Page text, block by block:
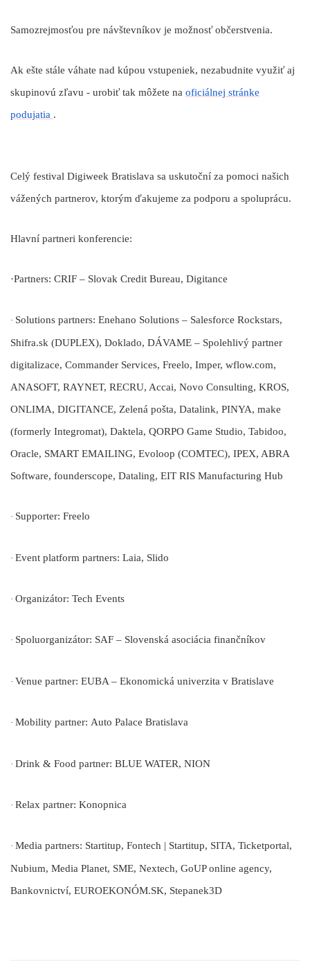
Samozrejmosťou pre návštevníkov je možnosť občerstvenia.
Ak ešte stále váhate nad kúpou vstupeniek, nezabudnite využiť aj
skupinovú zľavu - urobiť tak môžete na oficiálnej stránke
podujatia .
Celý festival Digiweek Bratislava sa uskutoční za pomoci našich
vážených partnerov, ktorým ďakujeme za podporu a spoluprácu.
Hlavní partneri konferencie:
·Partners: CRIF – Slovak Credit Bureau, Digitance
· Solutions partners: Enehano Solutions – Salesforce Rockstars,
Shifra.sk (DUPLEX), Doklado, DÁVAME – Spolehlivý partner
digitalizace, Commander Services, Freelo, Imper, wflow.com,
ANASOFT, RAYNET, RECRU, Accai, Novo Consulting, KROS,
ONLIMA, DIGITANCE, Zelená pošta, Datalink, PINYA, make
(formerly Integromat), Daktela, QORPO Game Studio, Tabidoo,
Oracle, SMART EMAILING, Evoloop (COMTEC), IPEX, ABRA
Software, founderscope, Dataling, EIT RIS Manufacturing Hub
· Supporter: Freelo
· Event platform partners: Laia, Slido
· Organizátor: Tech Events
· Spoluorganizátor: SAF – Slovenská asociácia finančníkov
· Venue partner: EUBA – Ekonomická univerzita v Bratislave
· Mobility partner: Auto Palace Bratislava
· Drink & Food partner: BLUE WATER, NION
· Relax partner: Konopnica
· Media partners: Startitup, Fontech | Startitup, SITA, Ticketportal,
Nubium, Media Planet, SME, Nextech, GoUP online agency,
Bankovnictví, EUROEKONÓM.SK, Stepanek3D